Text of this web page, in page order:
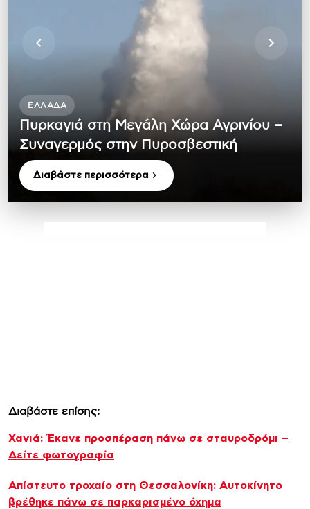
ΕΛΛΆΔΑ
Πυρκαγιά στη Μεγάλη Χώρα Αγρινίου –
Συναγερμός στην Πυροσβεστική
Διαβάστε περισσότερα
Διαβάστε επίσης:
Χανιά: Έκανε προσπέραση πάνω σε σταυροδρόμι –
Δείτε φωτογραφία
Απίστευτο τροχαίο στη Θεσσαλονίκη: Αυτοκίνητο
βρέθηκε πάνω σε παρκαρισμένο όχημα